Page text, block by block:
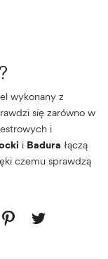
wykonany z
się zarówno w
i
i Badura łączą
czemu sprawdzą